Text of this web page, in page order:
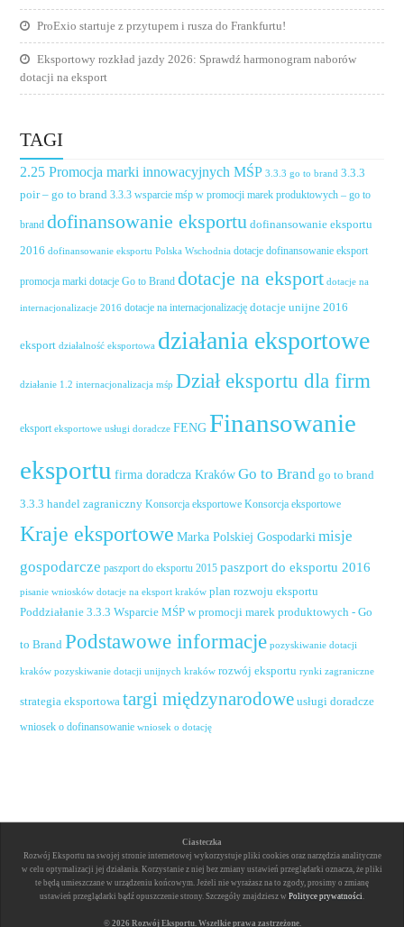
ProExio startuje z przytupem i rusza do Frankfurtu!
Eksportowy rozkład jazdy 2026: Sprawdź harmonogram naborów
dotacji na eksport
TAGI
2.25 Promocja marki innowacyjnych MŚP 3.3.3 go to brand 3.3.3
poir – go to brand 3.3.3 wsparcie mśp w promocji marek produktowych – go to
brand dofinansowanie eksportu dofinansowanie eksportu
2016 dofinansowanie eksportu Polska Wschodnia dotacje dofinansowanie eksport
promocja marki dotacje Go to Brand dotacje na eksport dotacje na
internacjonalizacje 2016 dotacje na internacjonalizację dotacje unijne 2016
eksport działalność eksportowa działania eksportowe
działanie 1.2 internacjonalizacja mśp Dział eksportu dla firm
eksport eksportowe usługi doradcze FENG Finansowanie
eksportu firma doradcza Kraków Go to Brand go to brand
3.3.3 handel zagraniczny Konsorcja eksportowe Konsorcja eksportowe
Kraje eksportowe Marka Polskiej Gospodarki misje
gospodarcze paszport do eksportu 2015 paszport do eksportu 2016
pisanie wniosków dotacje na eksport kraków plan rozwoju eksportu
Poddziałanie 3.3.3 Wsparcie MŚP w promocji marek produktowych - Go
to Brand Podstawowe informacje pozyskiwanie dotacji
kraków pozyskiwanie dotacji unijnych kraków rozwój eksportu rynki zagraniczne
strategia eksportowa targi międzynarodowe usługi doradcze
wniosek o dofinansowanie wniosek o dotację
Ciasteczka
Rozwój Eksportu na swojej stronie internetowej wykorzystuje pliki cookies oraz narzędzia analityczne
w celu optymalizacji jej działania. Korzystanie z niej bez zmiany ustawień przeglądarki oznacza, że pliki
te będą umieszczane w urządzeniu końcowym. Jeżeli nie wyrażasz na to zgody, prosimy o zmianę
ustawień przeglądarki bądź opuszczenie strony. Szczegóły znajdziesz w Polityce prywatności
© 2026 Rozwój Eksportu. Wszelkie prawa zastrzeżone.